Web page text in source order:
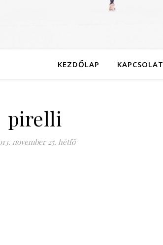
KEZDŐLAP KAPCSOLAT
pirelli
november 25. hétfő